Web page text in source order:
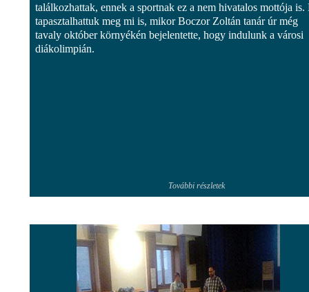
találkozhattak, ennek a sportnak ez a nem hivatalos mottója is.
tapasztalhattuk meg mi is, mikor Boczor Zoltán tanár úr még
tavaly október környékén bejelentette, hogy indulunk a városi
diákolimpián.
További részletek